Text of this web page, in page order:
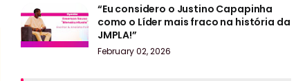
“Eu considero o Justino Capapinha
como o Líder mais fraco na história da
JMPLA!”
February 02, 2026